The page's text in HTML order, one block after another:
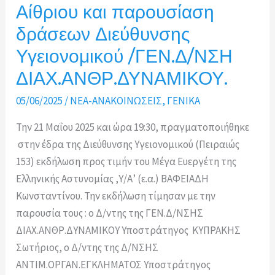
Αίθριου και παρουσίαση
δράσεων Διεύθυνσης
Υγειονομικού /ΓΕΝ.Δ/ΝΣΗ
ΔΙΑΧ.ΑΝΘΡ.ΔΥΝΑΜΙΚΟΥ.
05/06/2025 /ΝΕΑ-ΑΝΑΚΟΙΝΩΣΕΙΣ, ΓΕΝΙΚΑ
Την 21 Μαΐου 2025 και ώρα 19:30, πραγματοποιήθηκε
στην έδρα της Διεύθυνσης Υγειονομικού (Πειραιώς
153) εκδήλωση προς τιμήν του Μέγα Ευεργέτη της
Ελληνικής Αστυνομίας ,Υ/Α’ (ε.α.) ΒΑΦΕΙΑΔΗ
Κωνσταντίνου. Την εκδήλωση τίμησαν με την
παρουσία τους : ο Δ/ντης της ΓΕΝ.Δ/ΝΣΗΣ
ΔΙΑΧ.ΑΝΘΡ.ΔΥΝΑΜΙΚΟΥ Υποστράτηγος ΚΥΠΡΑΚΗΣ
Σωτήριος, ο Δ/ντης της Δ/ΝΣΗΣ
ΑΝΤΙΜ.ΟΡΓΑΝ.ΕΓΚΛΗΜΑΤΟΣ Υποστράτηγος